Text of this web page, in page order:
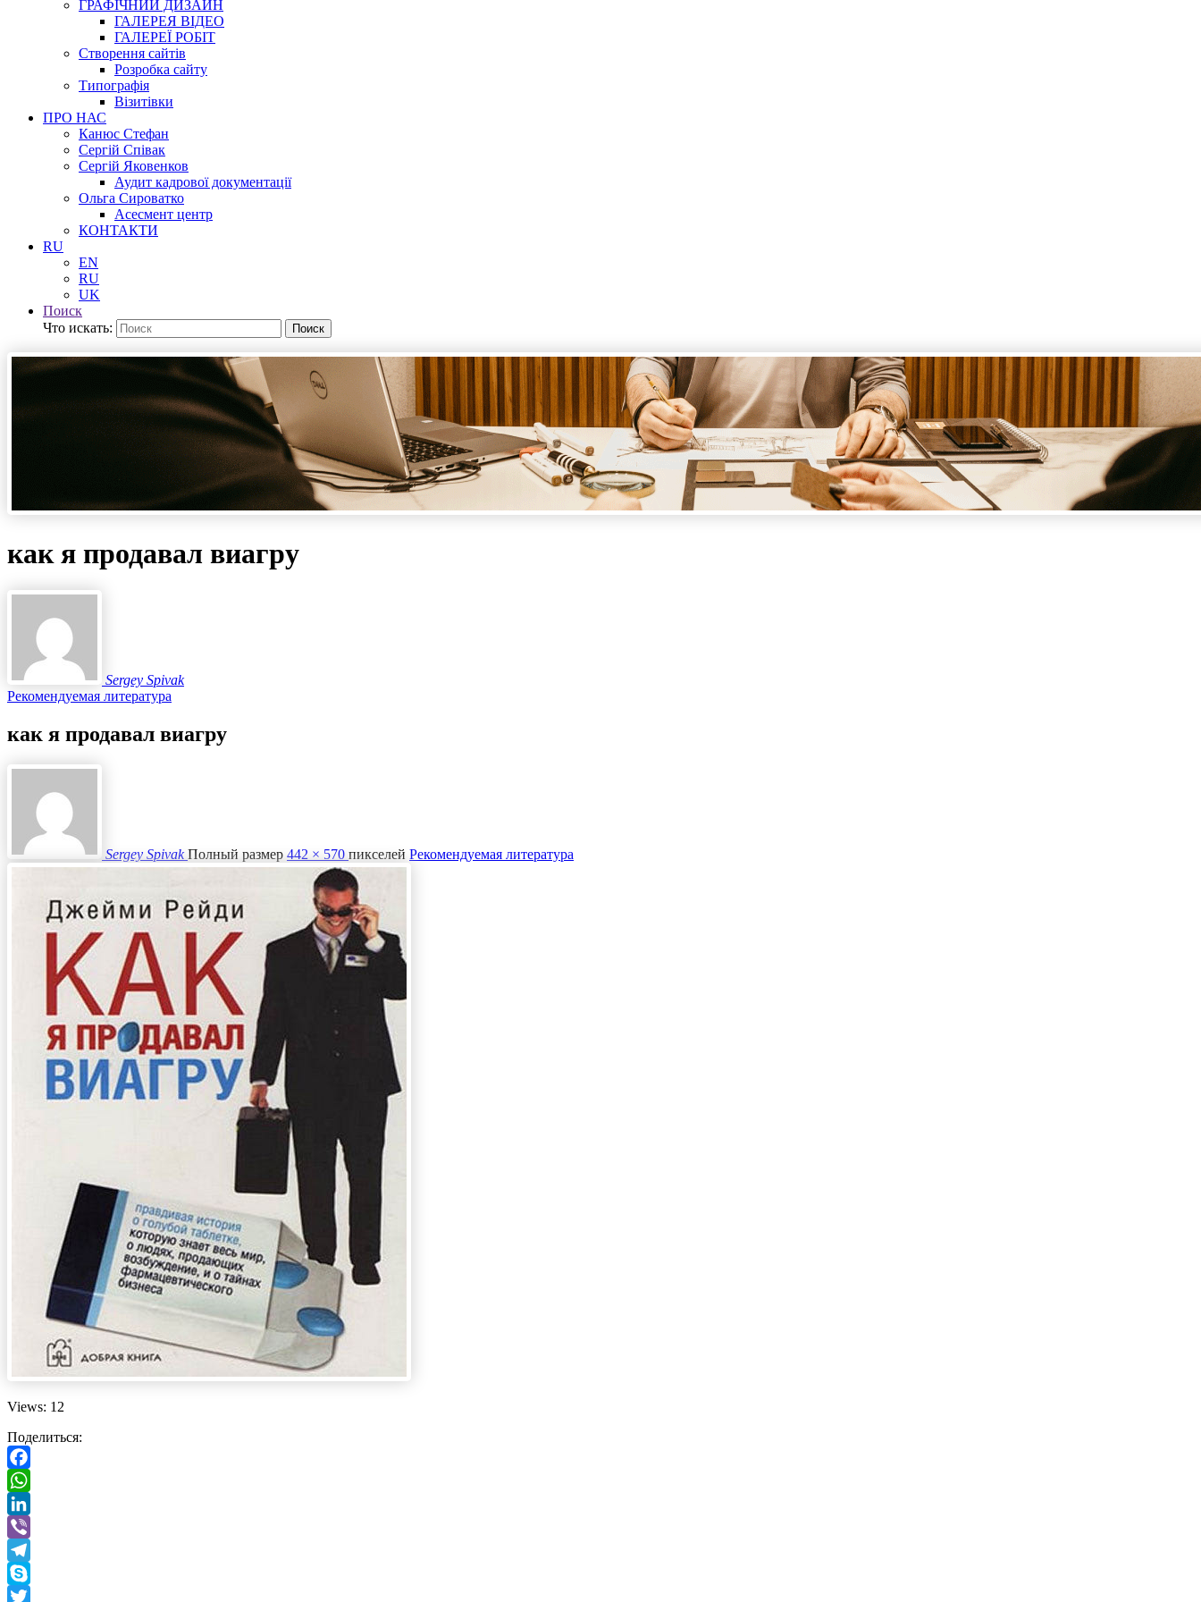
ГРАФІЧНИЙ ДИЗАЙН
ГАЛЕРЕЯ ВІДЕО
ГАЛЕРЕЇ РОБІТ
Створення сайтів
Розробка сайту
Типографія
Візитівки
ПРО НАС
Канюс Стефан
Сергій Співак
Сергій Яковенков
Аудит кадрової документації
Ольга Сироватко
Асесмент центр
КОНТАКТИ
RU
EN
RU
UK
Поиск
Что искать:
Поиск
как я продавал виагру
Sergey Spivak
Рекомендуемая литература
как я продавал виагру
Sergey Spivak Полный размер 442 × 570 пикселей Рекомендуемая литература
Views: 12
Поделиться:
Facebook
WhatsApp
LinkedIn
Viber
Telegram
Skype